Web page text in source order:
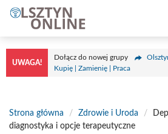
Przejdź
treści
UWAGA!
Dołącz do nowej grupy
Kupię | Zamienię | Praca
Strona główna / Zdrowie i Uroda /
diagnostyka i opcje terapeutyczne